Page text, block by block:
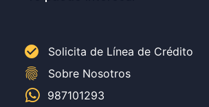
check_circle Solicita de Línea de Crédito
fingerprint
Sobre Nosotros
987101293